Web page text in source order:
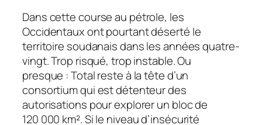
Dans cette course au pétrole, les
Occidentaux ont pourtant déserté le
territoire soudanais dans les années quatre-
vingt. Trop risqué, trop instable. Ou
presque : Total reste à la tête d’un
consortium qui est détenteur des
autorisations pour explorer un bloc de
120 000 km². Si le niveau d’insécurité